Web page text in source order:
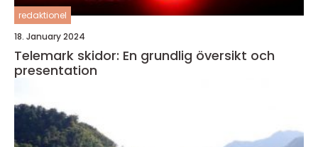
redaktionel
18. January 2024
Telemark skidor: En grundlig översikt och
presentation